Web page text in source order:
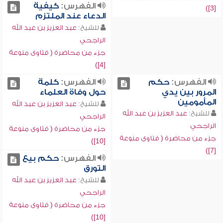
[3])
الفهرس:كيفية
الدعاء عند الملتزم
للشيخ: عبد العزيز بن عبد الله
الراجحي
جزء من محاضرة ( فتاوى منوعة
[4])
الفهرس:حكم
المرور بين يدي
المأمومين
للشيخ: عبد العزيز بن عبد الله
الراجحي
جزء من محاضرة ( فتاوى منوعة
[7])
الفهرس:كلمة
حول وفاة العلماء
للشيخ: عبد العزيز بن عبد الله
الراجحي
جزء من محاضرة ( فتاوى منوعة
[10])
الفهرس:حكم بيع
التورق
للشيخ: عبد العزيز بن عبد الله
الراجحي
جزء من محاضرة ( فتاوى منوعة
[10])